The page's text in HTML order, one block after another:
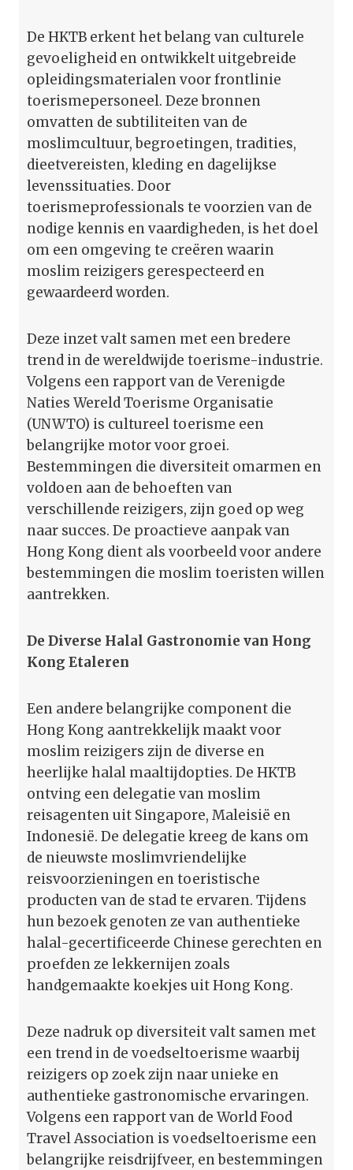
De HKTB erkent het belang van culturele
gevoeligheid en ontwikkelt uitgebreide
opleidingsmaterialen voor frontlinie
toerismepersoneel. Deze bronnen
omvatten de subtiliteiten van de
moslimcultuur, begroetingen, tradities,
dieetvereisten, kleding en dagelijkse
levenssituaties. Door
toerismeprofessionals te voorzien van de
nodige kennis en vaardigheden, is het doel
om een omgeving te creëren waarin
moslim reizigers gerespecteerd en
gewaardeerd worden.
Deze inzet valt samen met een bredere
trend in de wereldwijde toerisme-industrie.
Volgens een rapport van de Verenigde
Naties Wereld Toerisme Organisatie
(UNWTO) is cultureel toerisme een
belangrijke motor voor groei.
Bestemmingen die diversiteit omarmen en
voldoen aan de behoeften van
verschillende reizigers, zijn goed op weg
naar succes. De proactieve aanpak van
Hong Kong dient als voorbeeld voor andere
bestemmingen die moslim toeristen willen
aantrekken.
De Diverse Halal Gastronomie van Hong
Kong Etaleren
Een andere belangrijke component die
Hong Kong aantrekkelijk maakt voor
moslim reizigers zijn de diverse en
heerlijke halal maaltijdopties. De HKTB
ontving een delegatie van moslim
reisagenten uit Singapore, Maleisië en
Indonesië. De delegatie kreeg de kans om
de nieuwste moslimvriendelijke
reisvoorzieningen en toeristische
producten van de stad te ervaren. Tijdens
hun bezoek genoten ze van authentieke
halal-gecertificeerde Chinese gerechten en
proefden ze lekkernijen zoals
handgemaakte koekjes uit Hong Kong.
Deze nadruk op diversiteit valt samen met
een trend in de voedseltoerisme waarbij
reizigers op zoek zijn naar unieke en
authentieke gastronomische ervaringen.
Volgens een rapport van de World Food
Travel Association is voedseltoerisme een
belangrijke reisdrijfveer, en bestemmingen